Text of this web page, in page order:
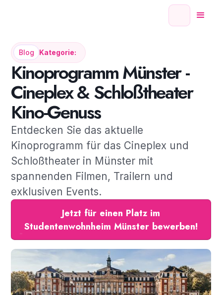
Blog Kategorie:
Kinoprogramm Münster -
Cineplex & Schloßtheater
Kino-Genuss
Entdecken Sie das aktuelle
Kinoprogramm für das Cineplex und
Schloßtheater in Münster mit
spannenden Filmen, Trailern und
exklusiven Events.
Jetzt für einen Platz im
Studentenwohnheim Münster bewerben!